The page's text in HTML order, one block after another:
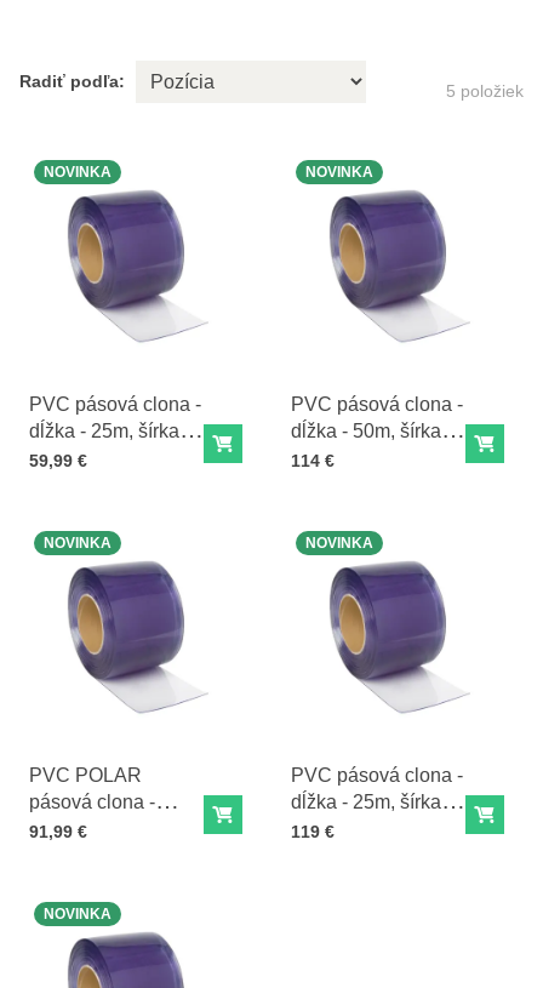
Radiť podľa: 5 položiek
PVC pásová clona -
dĺžka - 25m, šírka -
20cm, hrúbka - 2mm
Cena s DPH
59,99 € Do košíka
NOVINKA
PVC pásová clona -
dĺžka - 50m, šírka -
20cm, hrúbka - 2mm
Cena s DPH
114 € Do
NOVINKA
PVC POLAR
pásová clona -
dĺžka - 25m, šírka -
Cena s DPH
91,99 € Do košíka
NOVINKA
PVC pásová clona -
dĺžka - 25m, šírka -
30cm, hrúbka - 3mm
Cena s DPH
119 € Do
NOVINKA
NOVINKA